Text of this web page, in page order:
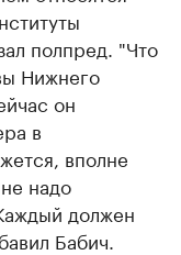
полпред. "Что
Нижнего
он
в
вполне
надо
должен
Бабич.